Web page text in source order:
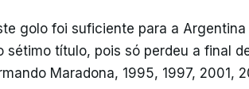
golo foi suficiente para a
sétimo título, pois só perdeu a final
Maradona, 1995, 1997, 2001,